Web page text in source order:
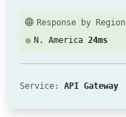
Response by Region
N. America 24ms
Service: API Gateway